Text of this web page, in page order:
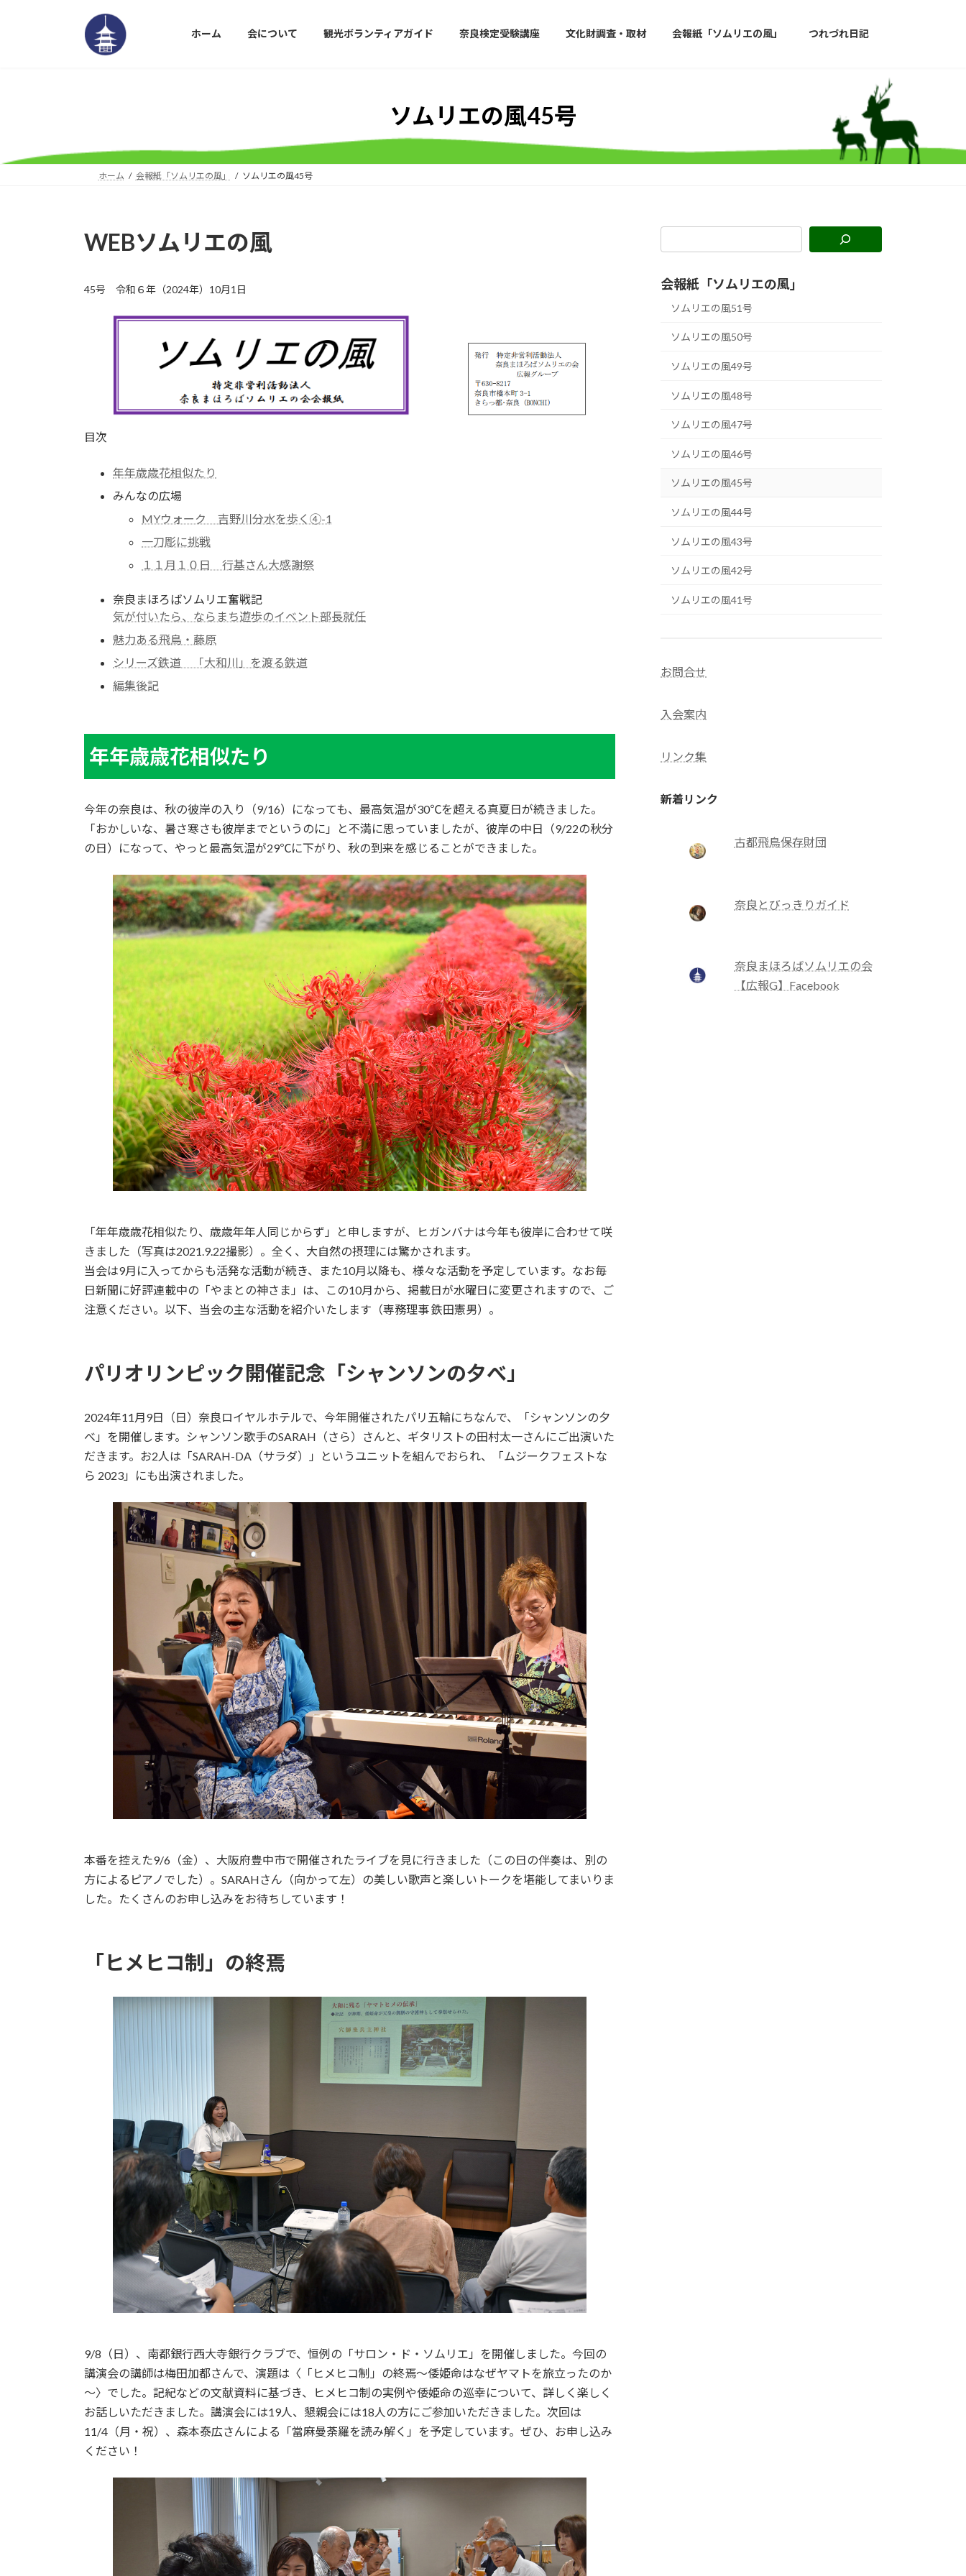
プ
動
ホーム 会について 観光ボランティアガイド 奈良検定受験講座 文化財調査・取材 会報紙「ソムリエの風」 つれづれ日記
ソムリエの風45号
ホーム 会報紙「ソムリエの風」 ソムリエの風45号
WEBソムリエの風
45号 令和６年（2024年）10月1日
目次
年年歳歳花相似たり
みんなの広場
MYウォーク 吉野川分水を歩く④-1
一刀彫に挑戦
１１月１０日 行基さん大感謝祭
奈良まほろばソムリエ奮戦記
気が付いたら、ならまち遊歩のイベント部長就任
魅力ある飛鳥・藤原
シリーズ鉄道 「大和川」を渡る鉄道
編集後記
年年歳歳花相似たり
今年の奈良は、秋の彼岸の入り（9/16）になっても、最高気温が30℃を超える真夏日が続きました。
「おかしいな、暑さ寒さも彼岸までというのに」と不満に思っていましたが、彼岸の中日（9/22の秋分
の日）になって、やっと最高気温が29℃に下がり、秋の到来を感じることができました。
「年年歳歳花相似たり、歳歳年年人同じからず」と申しますが、ヒガンバナは今年も彼岸に合わせて咲
きました（写真は2021.9.22撮影）。全く、大自然の摂理には驚かされます。
当会は9月に入ってからも活発な活動が続き、また10月以降も、様々な活動を予定しています。なお毎
日新聞に好評連載中の「やまとの神さま」は、この10月から、掲載日が水曜日に変更されますので、ご
注意ください。以下、当会の主な活動を紹介いたします（専務理事 鉄田憲男）。
パリオリンピック開催記念「シャンソンの夕べ」
2024年11月9日（日）奈良ロイヤルホテルで、今年開催されたパリ五輪にちなんで、「シャンソンの夕
べ」を開催します。シャンソン歌手のSARAH（さら）さんと、ギタリストの田村太一さんにご出演いた
だきます。お2人は「SARAH-DA（サラダ）」というユニットを組んでおられ、「ムジークフェストな
ら 2023」にも出演されました。
本番を控えた9/6（金）、大阪府豊中市で開催されたライブを見に行きました（この日の伴奏は、別の
方によるピアノでした）。SARAHさん（向かって左）の美しい歌声と楽しいトークを堪能してまいりま
した。たくさんのお申し込みをお待ちしています！
「ヒメヒコ制」の終焉
9/8（日）、南都銀行西大寺銀行クラブで、恒例の「サロン・ド・ソムリエ」を開催しました。今回の
講演会の講師は梅田加都さんで、演題は〈「ヒメヒコ制」の終焉～倭姫命はなぜヤマトを旅立ったのか
～〉でした。記紀などの文献資料に基づき、ヒメヒコ制の実例や倭姫命の巡幸について、詳しく楽しく
お話しいただきました。講演会には19人、懇親会には18人の方にご参加いただきました。次回は
11/4（月・祝）、森本泰広さんによる「當麻曼荼羅を読み解く」を予定しています。ぜひ、お申し込み
ください！
会報紙「ソムリエの風」
ソムリエの風51号
ソムリエの風50号
ソムリエの風49号
ソムリエの風48号
ソムリエの風47号
ソムリエの風46号
ソムリエの風45号
ソムリエの風44号
ソムリエの風43号
ソムリエの風42号
ソムリエの風41号
お問合せ
入会案内
リンク集
新着リンク
古都飛鳥保存財団
奈良とびっきりガイド
奈良まほろばソムリエの会
【広報G】Facebook